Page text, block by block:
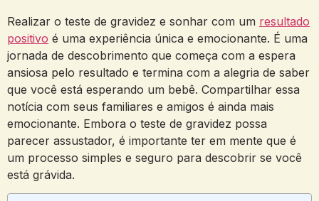
Realizar o teste de gravidez e sonhar com um resultado
positivo é uma experiência única e emocionante. É uma
jornada de descobrimento que começa com a espera
ansiosa pelo resultado e termina com a alegria de saber
que você está esperando um bebê. Compartilhar essa
notícia com seus familiares e amigos é ainda mais
emocionante. Embora o teste de gravidez possa
parecer assustador, é importante ter em mente que é
um processo simples e seguro para descobrir se você
está grávida.